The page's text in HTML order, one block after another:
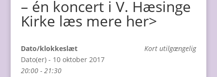
– én koncert i V. Hæsinge
Kirke læs mere her>
Kort utilgængelig
Dato/klokkeslæt
Dato(er) - 10 oktober 2017
20:00 - 21:30